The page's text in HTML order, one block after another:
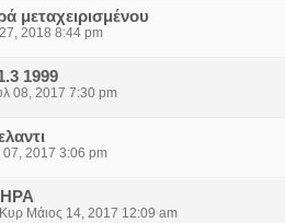
μεταχειρισμένου
2018 8:44 pm
1999
08, 2017 7:30 pm
07, 2017 3:06 pm
Μάιος 14, 2017 12:09 am